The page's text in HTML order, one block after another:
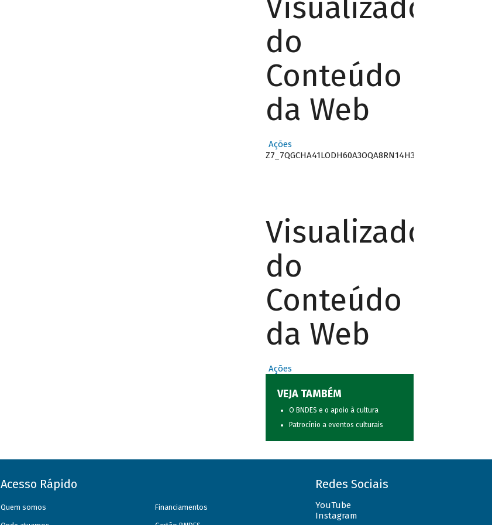
Visualizador
do
Conteúdo
da Web
Ações
Z7_7QGCHA41LODH60A3OQA8RN14H3
Visualizador
do
Conteúdo
da Web
Ações
VEJA TAMBÉM
O BNDES e o apoio à cultura
Patrocínio a eventos culturais
Acesso Rápido
Quem somos Financiamentos
Redes Sociais
YouTube
Instagram